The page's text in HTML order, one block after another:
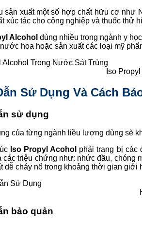
sản xuất một số hợp chất hữu cơ như
xúc tác cho công nghiệp và thuốc thử
Alcohol dùng nhiều trong ngành y
hoa hoặc sản xuất các loại mỹ
Iso
Sử Dụng Và Cách
sử dụng
của từng ngành liều lượng dùng sẽ
Iso Propyl Acohol phải trang bị các
triệu chứng như: nhức đầu, chóng
dễ cháy nổ trong khoảng thời gian giới
bảo quản